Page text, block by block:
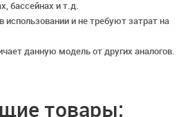
бассейнах и т.д.
использовании и не требуют затрат на
данную модель от других аналогов.
товары: